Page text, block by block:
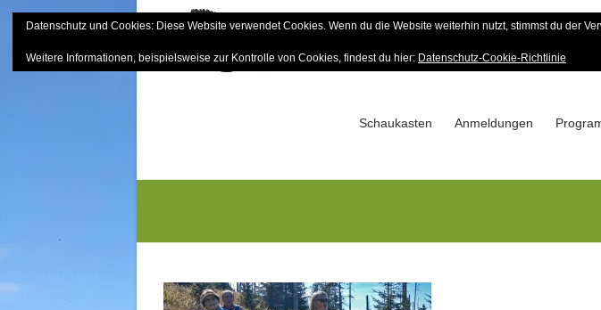
to
Bayerischer Wald-Verein
Sektion Mitterfels e.V. – Seit 1963
Schaukasten Anmeldungen
Datenschutz und Cookies: Diese Website verwendet Cookies. Wenn du die Website weiterhin nutzt, stimmst du der
Weitere Informationen, beispielsweise zur Kontrolle von Cookies, findest du hier: Datenschutz-Cookie-Richtlinie